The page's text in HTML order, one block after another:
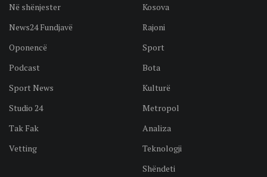
Në shënjester
News24 Fundjavë
Oponencë
Podcast
Sport News
Studio 24
Tak Fak
Vetting
Kosova
Rajoni
Sport
Bota
Kulturë
Metropol
Analiza
Teknologji
Shëndeti